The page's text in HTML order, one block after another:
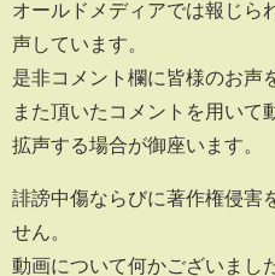
オールドメディアでは報じら
声しています。
是非コメント欄に皆様のお声
また頂いたコメントを用いて
拡声する場合が御座います。
誹謗中傷ならびに著作権侵害
せん。
動画について何かございまし